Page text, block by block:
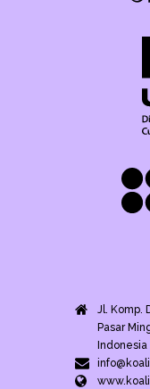
Jl. Komp.
Pasar
Indonesia